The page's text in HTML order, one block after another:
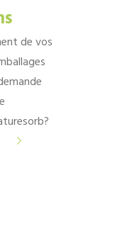
de vos